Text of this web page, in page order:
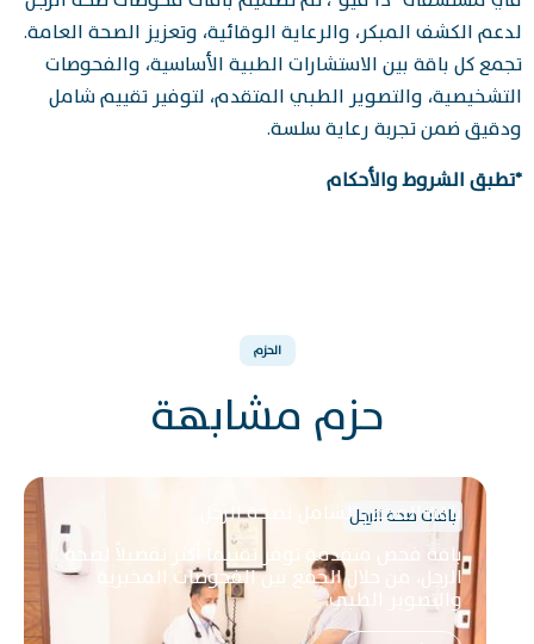
لدعم الكشف المبكر، والرعاية الوقائية، وتعزيز الصحة العامة.
تجمع كل باقة بين الاستشارات الطبية الأساسية، والفحوصات
التشخيصية، والتصوير الطبي المتقدم، لتوفير تقييم شامل
ودقيق ضمن تجربة رعاية سلسة.
*تطبق الشروط والأحكام
الحزم
حزم مشابهة
باقة الفحص الشامل لصحة الرجل
باقة فحص متقدمة توفر تقييماً أكثر تفصيلاً لصحة
الرجل، من خلال الجمع بين الفحوصات المخبرية
والتصوير الطبي.
باقات صحة الرجل